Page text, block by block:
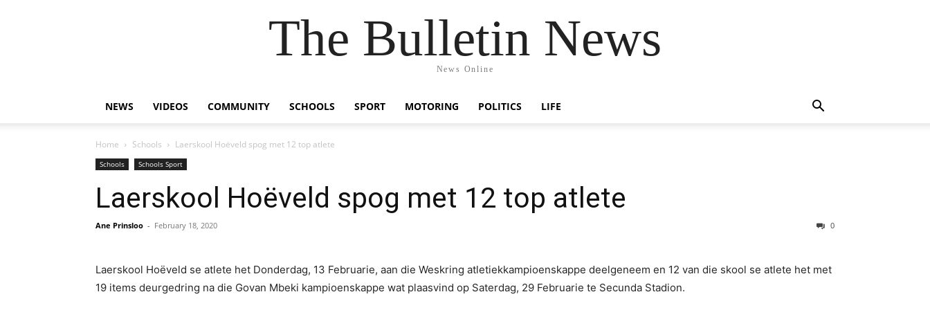
The Bulletin News
News Online
NEWS VIDEOS COMMUNITY SCHOOLS SPORT MOTORING POLITICS LIFE
Home Schools Laerskool Hoëveld spog met 12 top atlete
Schools Schools Sport
Laerskool Hoëveld spog met 12 top atlete
Ane Prinsloo - February 18, 2020 0
Laerskool Hoëveld se atlete het Donderdag, 13 Februarie, aan die Weskring atletiekkampioenskappe deelgeneem en 12 van die skool se atlete het met
19 items deurgedring na die Govan Mbeki kampioenskappe wat plaasvind op Saterdag, 29 Februarie te Secunda Stadion.